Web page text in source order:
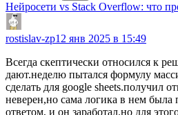
Нейросети vs Stack Overflow: что
rostislav-zp12 янв 2025 в 15:49
Всегда скептически относился к
дают.неделю пытался формулу
сделать для google sheets.получил
неверен,но сама логика в нем была
ответом, и он заработал.но для